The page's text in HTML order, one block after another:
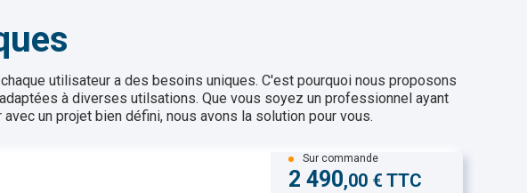
utilisateur a des besoins uniques. C'est pourquoi nous proposons
à diverses utilsations. Que vous soyez un professionnel ayant
un projet bien défini, nous avons la solution pour vous.
Sur commande
2 490,00 € TTC